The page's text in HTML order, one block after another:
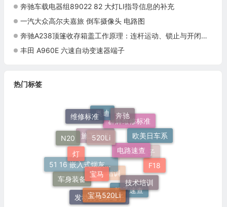
奔驰车载电器组89022 82 大灯LI指导信息的补充
一汽大众高尔夫嘉旅 倒车摄像头 电路图
奔驰A238顶篷收存箱盖工作原理：连杆运动、锁止与开闭诊断
丰田 A960E 六速自动变速器端子
热门标签
宝马
宝马520Li
技术培训
电路速查
520Li
灯
车身装备
发动机电脑端子
端子速查
F18
欧美日车系
奔驰
维修标准
N20
51 16 嵌入式烟灰缸托架
培训
电脑板端子
群辉维修标准
奥迪